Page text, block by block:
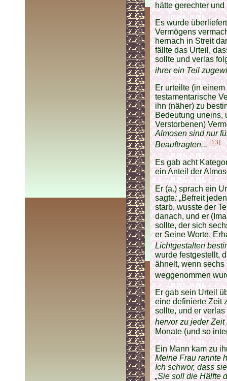
hätte gerechter
Es wurde
Vermögens
hernach in Streit
fällte das Urteil,
sollte und verlas
ihrer ein Teil
Er urteilte (in
testamentarische
ihn (näher) zu
Bedeutung uneins,
Verstorbenen)
Almosen sind nur
Beauftragten...[13]
Es gab acht
ein Anteil der
Er (a.) sprach ein
sagte:„Befreit
starb, wusste der
danach, und er
sollte, der sich
er Seine Worte,
Lichtgestalten
wurde festgestellt,
ähnelt, wenn
weggenommen
Er gab sein Urteil
eine definierte Zeit
sollte, und er
hervor zu jeder
Monate (und so
Ein Mann kam zu
Meine Frau rannte
Ich schwor, dass
„Sie soll die Hälfte